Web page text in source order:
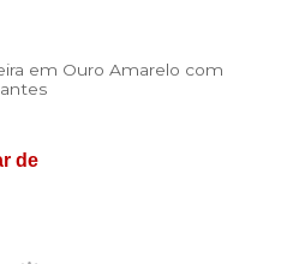
em Ouro Amarelo com
de